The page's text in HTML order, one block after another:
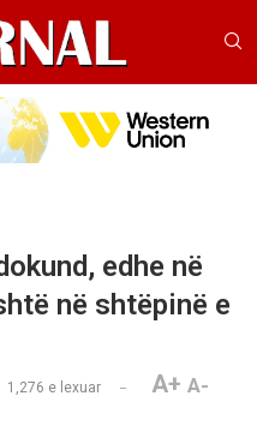
edhe në
në shtëpinë e
1,276 e lexuar A+ A-